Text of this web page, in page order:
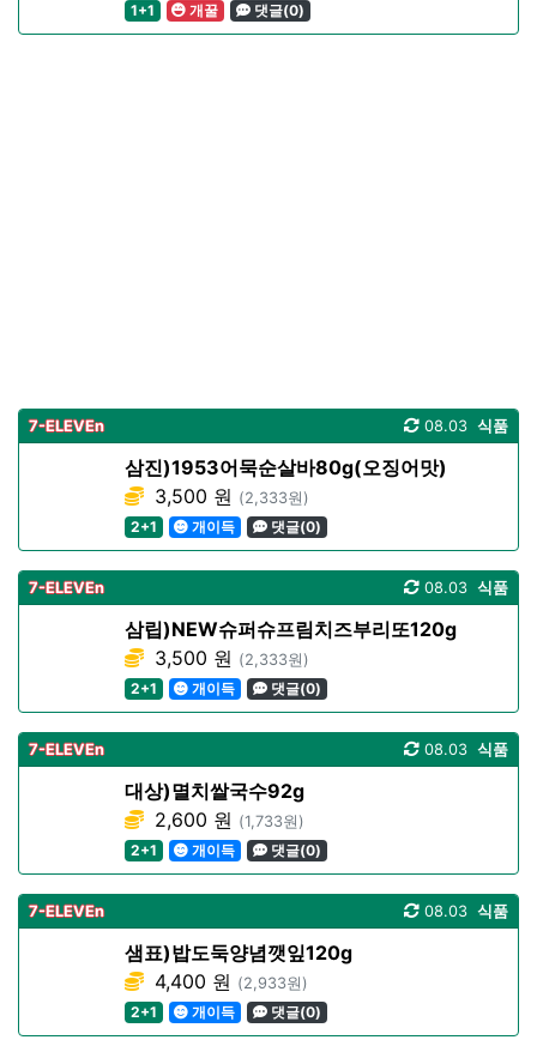
1+1
개꿀 댓글(0)
7-ELEVEn 식품
08.03
삼진)1953어묵순살바80g(오징어맛)
3,500 원 (2,333원)
2+1
개이득 댓글(0)
7-ELEVEn 식품
08.03
삼립)NEW슈퍼슈프림치즈부리또120g
3,500 원 (2,333원)
2+1
개이득 댓글(0)
7-ELEVEn 식품
08.03
대상)멸치쌀국수92g
2,600 원 (1,733원)
2+1
개이득 댓글(0)
7-ELEVEn 식품
08.03
샘표)밥도둑양념깻잎120g
4,400 원 (2,933원)
2+1
개이득 댓글(0)